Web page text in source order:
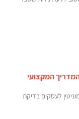
המקצועי
לעסקים בדיקת